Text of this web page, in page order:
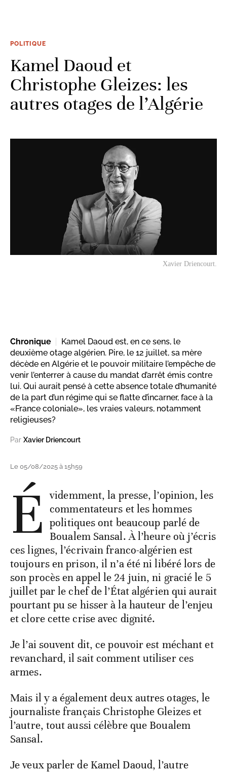
POLITIQUE
Kamel Daoud et
Christophe Gleizes: les
autres otages de l’Algérie
Xavier Driencourt.
Chronique
Kamel Daoud est, en ce sens, le
deuxième otage algérien. Pire, le 12 juillet, sa mère
décède en Algérie et le pouvoir militaire l’empêche de
venir l’enterrer à cause du mandat d’arrêt émis contre
lui. Qui aurait pensé à cette absence totale d’humanité
de la part d’un régime qui se flatte d’incarner, face à la
«France coloniale», les vraies valeurs, notamment
religieuses?
Par Xavier Driencourt
Le 05/08/2025 à 15h59
É videmment, la presse, l’opinion, les
commentateurs et les hommes
politiques ont beaucoup parlé de
Boualem Sansal. À l’heure où j’écris
ces lignes, l’écrivain franco-algérien est
toujours en prison, il n’a été ni libéré lors de
son procès en appel le 24 juin, ni gracié le 5
juillet par le chef de l’État algérien qui aurait
pourtant pu se hisser à la hauteur de l’enjeu
et clore cette crise avec dignité.
Je l’ai souvent dit, ce pouvoir est méchant et
revanchard, il sait comment utiliser ces
armes.
Mais il y a également deux autres otages, le
journaliste français Christophe Gleizes et
l’autre, tout aussi célèbre que Boualem
Sansal.
Je veux parler de Kamel Daoud, l’autre